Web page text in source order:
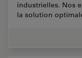
industrielles. Nos
la solution